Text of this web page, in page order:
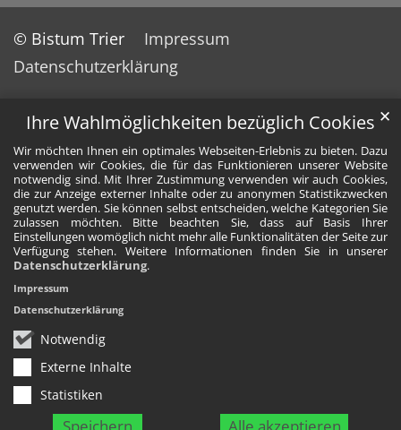
Ihre Wahlmöglichkeiten bezüglich Cookies
Wir möchten Ihnen ein optimales Webseiten-Erlebnis zu bieten. Dazu
verwenden wir Cookies, die für das Funktionieren unserer Website
notwendig sind. Mit Ihrer Zustimmung verwenden wir auch Cookies,
die zur Anzeige externer Inhalte oder zu anonymen Statistikzwecken
genutzt werden. Sie können selbst entscheiden, welche Kategorien Sie
zulassen möchten. Bitte beachten Sie, dass auf Basis Ihrer
Einstellungen womöglich nicht mehr alle Funktionalitäten der Seite zur
Verfügung stehen. Weitere Informationen finden Sie in unserer
Datenschutzerklärung.
Notwendig
Externe Inhalte
Statistiken
Speichern Alle akzeptieren
✕
Impressum
Datenschutzerklärung
© Bistum Trier
Impressum
Datenschutzerklärung